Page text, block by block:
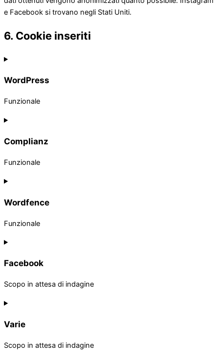
e Facebook si trovano negli Stati Uniti.
6. Cookie inseriti
WordPress
Funzionale
Consent
service
wordpress
Complianz
Funzionale
Consent
service
Wordfence
Funzionale
Consent
service
Facebook
Scopo in attesa di indagine
Consent
service
Varie
Scopo in attesa di indagine